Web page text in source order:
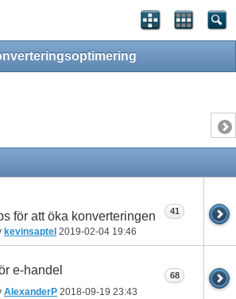
för att öka konverteringen
kevinsaptel 2019-02-04 19:46
41
e-handel
AlexanderP 2018-09-19 23:43
68